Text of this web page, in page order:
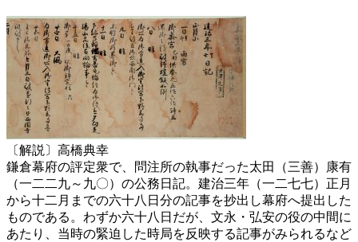
〔解説〕高橋典幸
鎌倉幕府の評定衆で、問注所の執事だった太田（三善）康有
（一二二九～九〇）の公務日記。建治三年（一二七七）正月
から十二月までの六十八日分の記事を抄出し幕府へ提出した
ものである。わずか六十八日だが、文永・弘安の役の中間に
あたり、当時の緊迫した時局を反映する記事がみられるなど